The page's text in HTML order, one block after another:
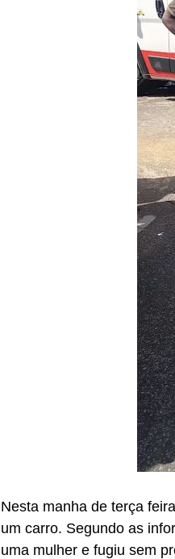
Nesta manha de terça
um carro. Segundo as
uma mulher e fugiu sem